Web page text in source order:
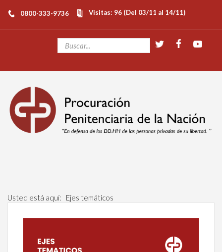
0800-333-9736 Visitas: 96 (Del 03/11 al 14/11)
Usted está aquí: Ejes temáticos